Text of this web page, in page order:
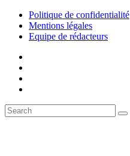
Politique de confidentialité
Mentions légales
Equipe de rédacteurs